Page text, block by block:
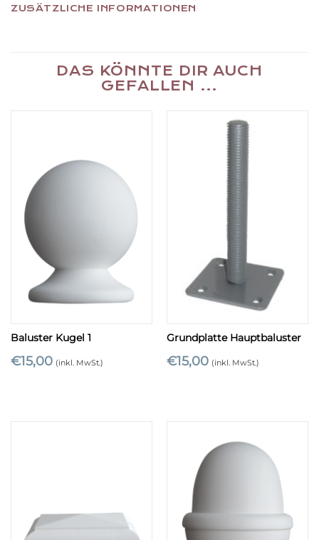
ZUSÄTZLICHE INFORMATIONEN
DAS KÖNNTE DIR AUCH
GEFALLEN …
Baluster Kugel 1
€15,00 (inkl. MwSt.)
Grundplatte Hauptbaluster
€15,00 (inkl. MwSt.)